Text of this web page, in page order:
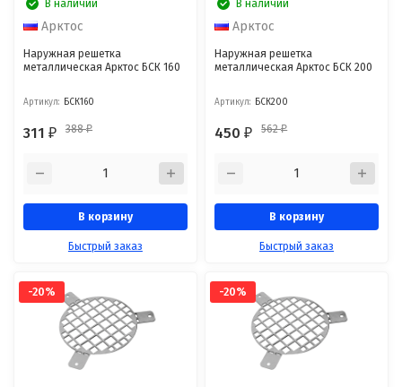
В наличии
Арктос
Наружная решетка
металлическая Арктос БСК 160
Артикул: БСК160
311₽ 388₽
В корзину
Быстрый заказ
В наличии
Арктос
Наружная решетка
металлическая Арктос БСК 200
Артикул: БСК200
450₽ 562₽
В корзину
Быстрый заказ
-20% -20%